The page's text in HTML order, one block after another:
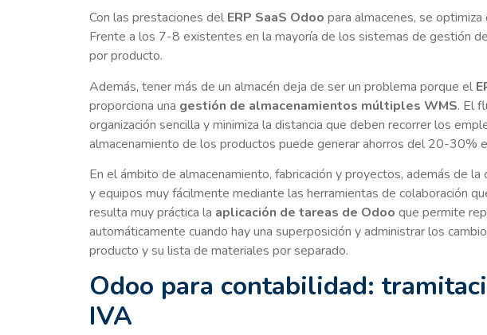
Con las prestaciones del ERP SaaS Odoo para almacenes, se
Frente a los 7-8 existentes en la mayoría de los sistemas de gestión
por producto.
Además, tener más de un almacén deja de ser un problema porque el
proporciona una gestión de almacenamientos múltiples WMS. El
organización sencilla y minimiza la distancia que deben recorrer los
almacenamiento de los productos puede generar ahorros del 20-30%
En el ámbito de almacenamiento, fabricación y proyectos, además de
y equipos muy fácilmente mediante las herramientas de colaboración
resulta muy práctica la aplicación de tareas de Odoo que permite
automáticamente cuando hay una superposición y administrar los
producto y su lista de materiales por separado.
Odoo para contabilidad:
IVA